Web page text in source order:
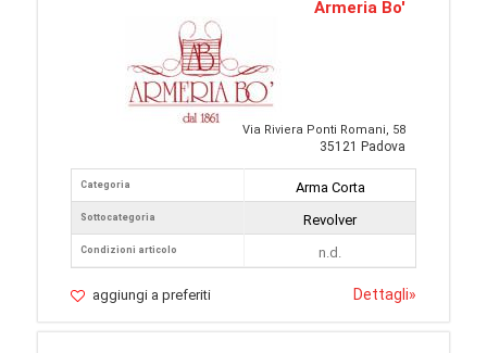
Armeria Bo'
Via Riviera Ponti Romani, 58
35121 Padova
Categoria
Sottocategoria
Condizioni articolo
Arma Corta
Revolver
n.d.
aggiungi a preferiti Dettagli»